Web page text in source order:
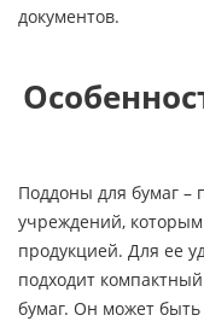
документов.
Поддоны для бумаг –
учреждений,
продукцией. Для ее
подходит
бумаг. Он может